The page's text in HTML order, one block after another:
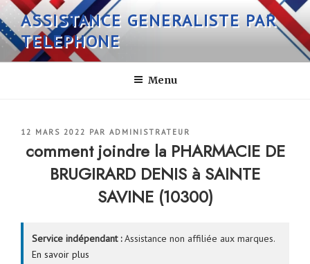
Aller
au
contenu
principal
ASSISTANCE GENERALISTE PAR
TELEPHONE
Menu
PUBLIÉ
12 MARS 2022 PAR ADMINISTRATEUR
comment joindre la PHARMACIE DE
BRUGIRARD DENIS à SAINTE
SAVINE (10300)
Service indépendant :Assistance non affiliée aux marques.
En savoir plus